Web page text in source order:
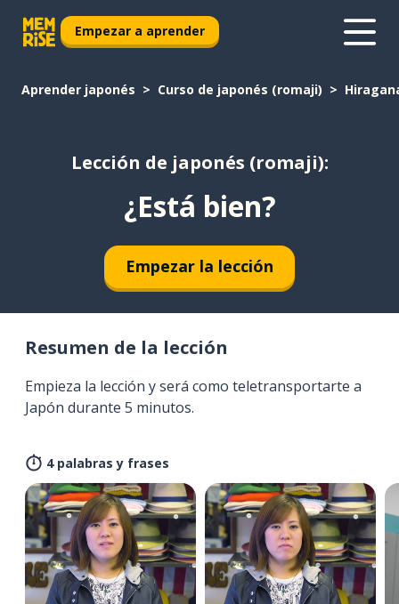
Empezar a aprender
Aprender japonés Curso de japonés (romaji)
Lección de japonés (romaji):
¿Está bien?
Empezar la lección
Resumen de la lección
Empieza la lección y será como teletransportarte a
Japón durante 5 minutos.
4 palabras y frases